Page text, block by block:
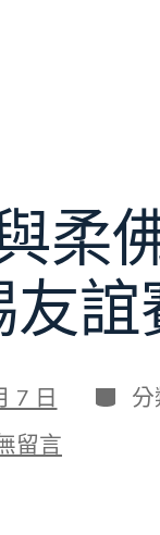
柔
友誼
7 日 分
類
留言